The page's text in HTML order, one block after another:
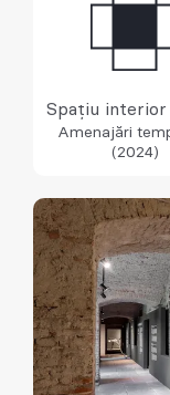
Spațiu interior
Amenajări
(2024)